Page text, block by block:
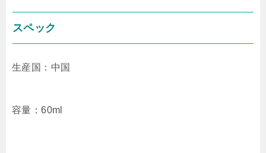
スペック
生産国：中国
容量：60ml